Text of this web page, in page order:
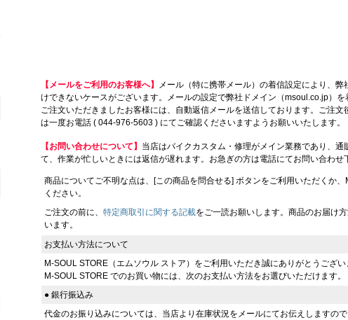
【メールをご利用のお客様へ】
メール（特に携帯メール）の着信設定により、
けできないケースがございます。メールの設定で弊社ドメイン（msoul.co.jp）を
ご注文いただきましたお客様には、自動返信メールを送信しております。ご注
は一度お電話 ( 044-976-5603 ) にてご確認くださいますようお願いいたします。
【お問い合わせについて】 当店はバイクカスタム・修理がメイン業務であり、
て、作業が忙しいときには返信が遅れます。お急ぎの方は電話にてお問い合わせ
商品についてご不明な点は、[この商品を問合せる] ボタンをご利用いただくか
ください。
ご注文の前に、 特定商取引に関する記載をご一読お願いします。商品のお届け
います。
お支払い方法について
M-SOUL STORE（エムソウル ストア）をご利用いただき誠にありがとうござい
M-SOUL STORE でのお買い物には、次のお支払い方法をお選びいただけます。
● 銀行振込み
代金のお振り込みについては、当店より在庫状況をメールにてお伝えしますの